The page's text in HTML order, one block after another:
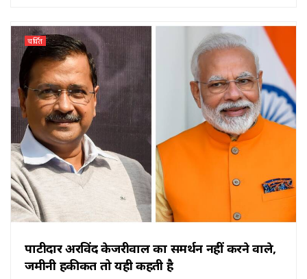
चर्चित
पाटीदार अरविंद केजरीवाल का समर्थन नहीं करने वाले,
जमीनी हकीकत तो यही कहती है